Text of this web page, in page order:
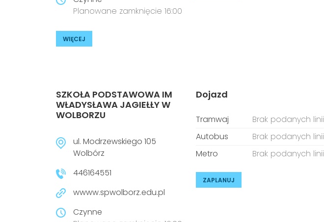
Planowane zamknięcie 16:00
WIĘCEJ
SZKOŁA PODSTAWOWA IM
WŁADYSŁAWA JAGIEŁŁY W
WOLBORZU
ul. Modrzewskiego 105
Wolbórz
446164551
wwww.spwolborz.edu.pl
Czynne
Dojazd
Tramwaj
Brak podanych linii
Autobus
Brak podanych linii
Metro
Brak podanych linii
ZAPLANUJ